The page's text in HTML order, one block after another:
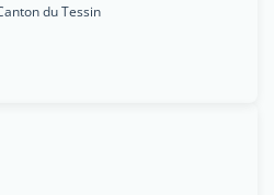
du Tessin